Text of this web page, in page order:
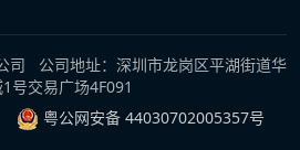
司 公司地址：深圳市龙岗区平湖街道华
号交易广场4F091
粤公网安备 44030702005357号